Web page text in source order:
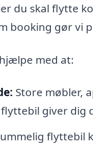
du skal flytte
booking gør vi
med at:
Store møbler,
giver dig
flyttebil